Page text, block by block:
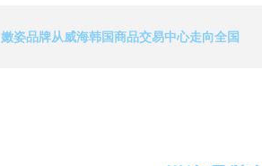
嫩姿品牌从威海韩国商品交易中心走向全国